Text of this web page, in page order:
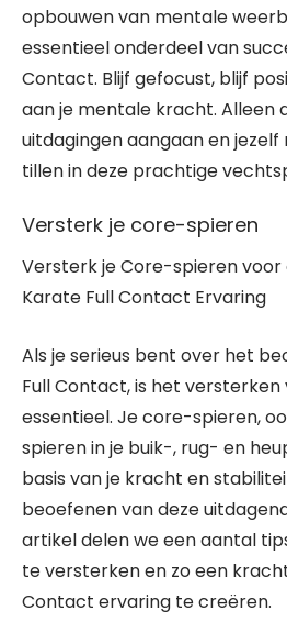
opbouwen van mentale
essentieel onderdeel van
Contact. Blijf gefocust, blijf
aan je mentale kracht. Alleen
uitdagingen aangaan en
tillen in deze prachtige
Versterk je core-spieren
Versterk je Core-spieren
Karate Full Contact Ervaring
Als je serieus bent over het
Full Contact, is het
essentieel. Je core-spieren,
spieren in je buik-, rug- en
basis van je kracht en
beoefenen van deze
artikel delen we een aantal
te versterken en zo een
Contact ervaring te creëren.